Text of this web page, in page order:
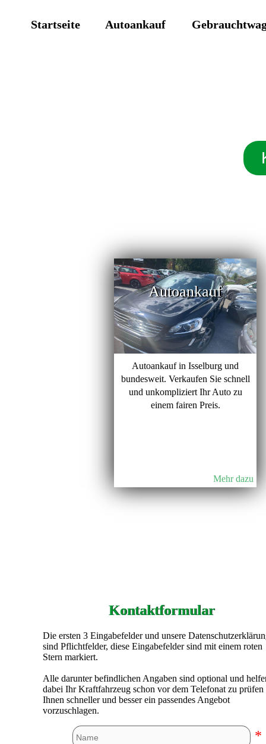
Startseite Autoankauf
Autoankauf
Autoankauf in Isselburg und
bundesweit. Verkaufen Sie schnell
und unkompliziert Ihr Auto zu
einem fairen Preis.
Mehr dazu
Kontaktformular
Die ersten 3 Eingabefelder und unsere
sind Pflichtfelder, diese Eingabefelder sind mit einem roten
Stern markiert.
Alle darunter befindlichen Angaben sind optional und
dabei Ihr Kraftfahrzeug schon vor dem Telefonat zu prüfen
Ihnen schneller und besser ein passendes Angebot
vorzuschlagen.
*